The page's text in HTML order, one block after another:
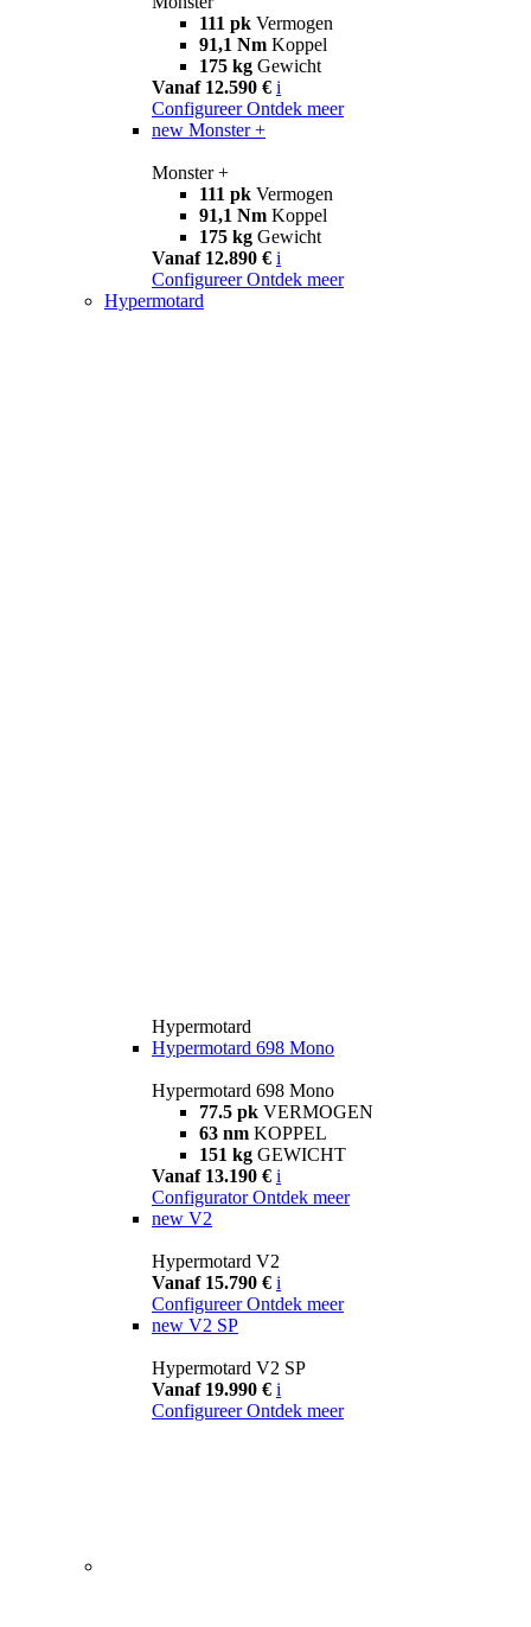
111 pk Vermogen
91,1 Nm Koppel
175 kg Gewicht
Vanaf 12.590 € i
Configureer Ontdek meer
new Monster +
Monster +
111 pk Vermogen
91,1 Nm Koppel
175 kg Gewicht
Vanaf 12.890 € i
Configureer Ontdek meer
Hypermotard
Hypermotard
Hypermotard 698 Mono
Hypermotard 698 Mono
77.5 pk VERMOGEN
63 nm KOPPEL
151 kg GEWICHT
Vanaf 13.190 € i
Configurator Ontdek meer
new V2
Hypermotard V2
Vanaf 15.790 € i
Configureer Ontdek meer
new V2 SP
Hypermotard V2 SP
Vanaf 19.990 € i
Configureer Ontdek meer